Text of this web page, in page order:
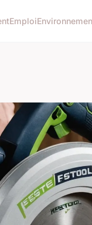
Emploi